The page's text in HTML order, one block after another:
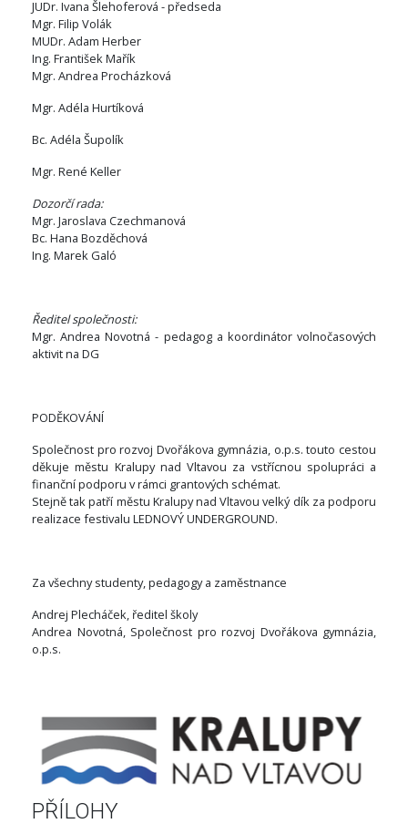
JUDr. Ivana Šlehoferová - předseda
Mgr. Filip Volák
MUDr. Adam Herber
Ing. František Mařík
Mgr. Andrea Procházková
Mgr. Adéla Hurtíková
Bc. Adéla Šupolík
Mgr. René Keller
Dozorčí rada:
Mgr. Jaroslava Czechmanová
Bc. Hana Bozděchová
Ing. Marek Galó
Ředitel společnosti:
Mgr. Andrea Novotná - pedagog a koordinátor volnočasových
aktivit na DG
PODĚKOVÁNÍ
Společnost pro rozvoj Dvořákova gymnázia, o.p.s. touto cestou
děkuje městu Kralupy nad Vltavou za vstřícnou spolupráci a
finanční podporu v rámci grantových schémat.
Stejně tak patří městu Kralupy nad Vltavou velký dík za podporu
realizace festivalu LEDNOVÝ UNDERGROUND.
Za všechny studenty, pedagogy a zaměstnance
Andrej Plecháček, ředitel školy
Andrea Novotná, Společnost pro rozvoj Dvořákova gymnázia,
o.p.s.
PŘÍLOHY